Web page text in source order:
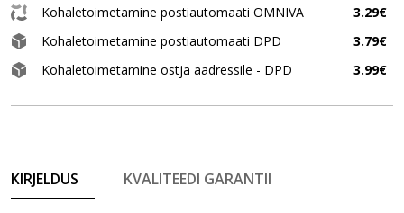
Kohaletoimetamine postiautomaati OMNIVA
3.29€
Kohaletoimetamine postiautomaati DPD
3.79€
Kohaletoimetamine ostja aadressile - DPD
3.99€
KIRJELDUS KVALITEEDI GARANTII